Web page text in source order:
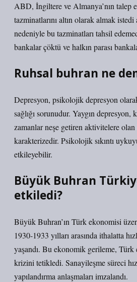
ABD, İngiltere ve Almanya’nın talep
tazminatlarını altın olarak almak
nedeniyle bu tazminatları tahsil
bankalar çöktü ve halkın parası
Ruhsal buhran ne
Depresyon, psikolojik depresyon
sağlığı sorunudur. Yaygın depresyon,
zamanlar neşe getiren aktivitelere
karakterizedir. Psikolojik sıkıntı
etkileyebilir.
Büyük Buhran
etkiledi?
Büyük Buhran’ın Türk ekonomisi
1930-1933 yılları arasında ithalatta
yaşandı. Bu ekonomik gerileme,
krizini tetikledi. Sanayileşme süreci
yapılandırma anlaşmaları imzalandı.